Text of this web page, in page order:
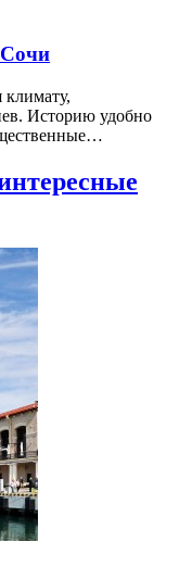
Сочи
Историю удобно